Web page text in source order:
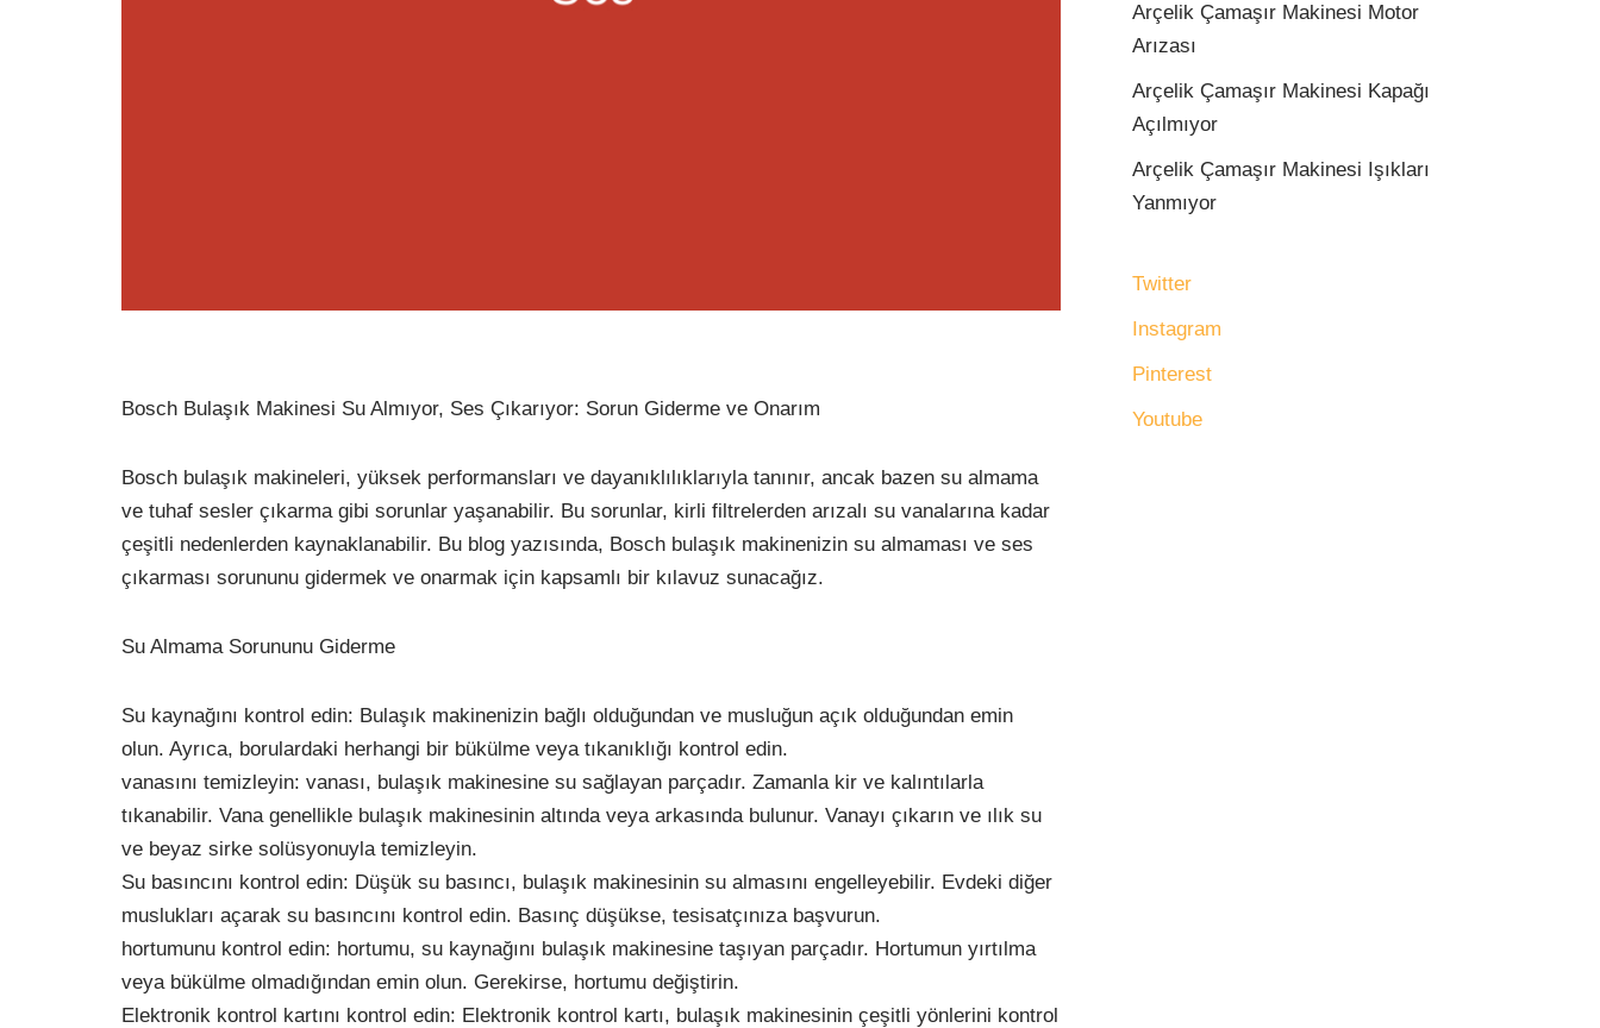
Bosch Bulaşık Makinesi Su Almıyor, Ses Çıkarıyor: Sorun Giderme ve Onarım
Bosch bulaşık makineleri, yüksek performansları ve dayanıklılıklarıyla tanınır, ancak bazen su almama
ve tuhaf sesler çıkarma gibi sorunlar yaşanabilir. Bu sorunlar, kirli filtrelerden arızalı su vanalarına kadar
çeşitli nedenlerden kaynaklanabilir. Bu blog yazısında, Bosch bulaşık makinenizin su almaması ve ses
çıkarması sorununu gidermek ve onarmak için kapsamlı bir kılavuz sunacağız.
Su Almama Sorununu Giderme
Su kaynağını kontrol edin: Bulaşık makinenizin bağlı olduğundan ve musluğun açık olduğundan emin
olun. Ayrıca, borulardaki herhangi bir bükülme veya tıkanıklığı kontrol edin.
vanasını temizleyin: vanası, bulaşık makinesine su sağlayan parçadır. Zamanla kir ve kalıntılarla
tıkanabilir. Vana genellikle bulaşık makinesinin altında veya arkasında bulunur. Vanayı çıkarın ve ılık su
ve beyaz sirke solüsyonuyla temizleyin.
Su basıncını kontrol edin: Düşük su basıncı, bulaşık makinesinin su almasını engelleyebilir. Evdeki diğer
muslukları açarak su basıncını kontrol edin. Basınç düşükse, tesisatçınıza başvurun.
hortumunu kontrol edin: hortumu, su kaynağını bulaşık makinesine taşıyan parçadır. Hortumun yırtılma
veya bükülme olmadığından emin olun. Gerekirse, hortumu değiştirin.
Elektronik kontrol kartını kontrol edin: Elektronik kontrol kartı, bulaşık makinesinin çeşitli yönlerini kontrol
Arçelik Çamaşır Makinesi Motor
Arızası
Arçelik Çamaşır Makinesi Kapağı
Açılmıyor
Arçelik Çamaşır Makinesi Işıkları
Yanmıyor
Twitter
Instagram
Pinterest
Youtube